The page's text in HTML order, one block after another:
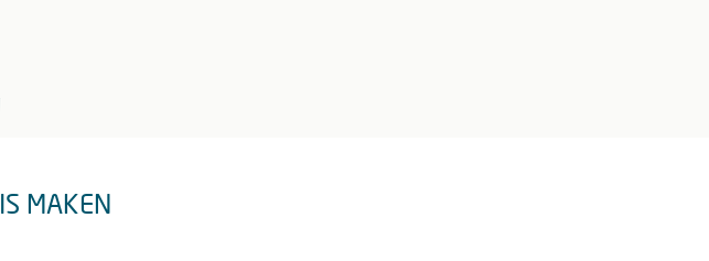
MAKEN